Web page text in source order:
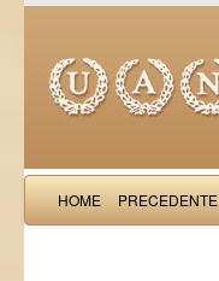
HOME PRECEDENTE